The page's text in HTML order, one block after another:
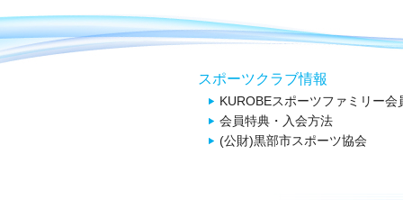
スポーツクラブ情報
KUROBEスポーツファミリー会
会員特典・入会方法
(公財)黒部市スポーツ協会